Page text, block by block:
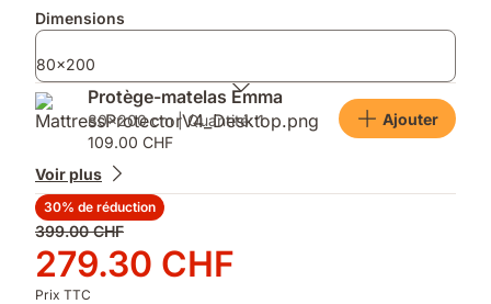
ergonomique
pour
sensation
douce
ou
ferme
Produits
Dimensions
80x200
Protège-matelas Emma
80x200 cm | Quantité: 1
109.00 CHF
Ajouter
Voir plus
30% de réduction
Prix
d'origine
399.00 CHF
399.00 CHF
Prix
279.30 CHF
279.30 CHF
Prix TTC